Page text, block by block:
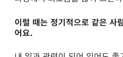
이럴 때는 정기적으로 같은 사
어요.